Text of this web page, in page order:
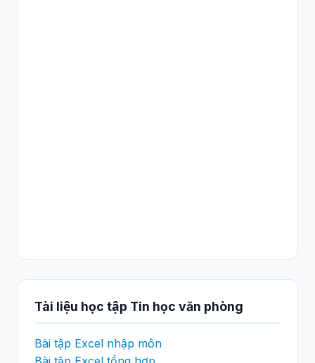
Tài liệu học tập Tin học văn phòng
Bài tập Excel nhập môn